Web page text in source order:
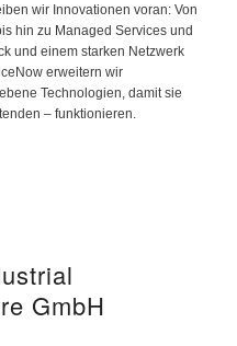
wir Innovationen voran: Von
hin zu Managed Services und
und einem starken Netzwerk
erweitern wir
Technologien, damit sie
– funktionieren.
GmbH